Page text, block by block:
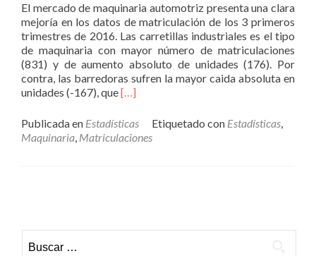
El mercado de maquinaria automotriz presenta una clara
mejoría en los datos de matriculación de los 3 primeros
trimestres de 2016. Las carretillas industriales es el tipo
de maquinaria con mayor número de matriculaciones
(831) y de aumento absoluto de unidades (176). Por
contra, las barredoras sufren la mayor caida absoluta en
unidades (-167), queRead
about
Matriculaciones
[…]
Publicada en Estadísticas Etiquetado con Estadísticas,
Maquinaria, Matriculaciones
a
las